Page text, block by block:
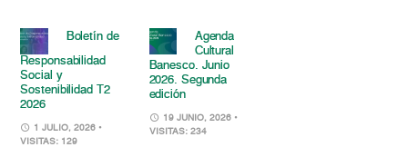
Boletín de
Responsabilidad
Social y
Sostenibilidad T2
2026
1 JULIO, 2026 •
VISITAS: 129
Agenda
Cultural
Banesco. Junio
2026. Segunda
edición
19 JUNIO, 2026 •
VISITAS: 234